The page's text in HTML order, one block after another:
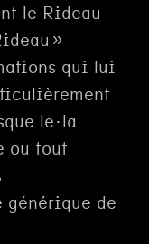
le Rideau
»
qui lui
le·la
ou tout
générique de